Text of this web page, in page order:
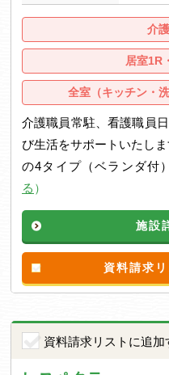
介
居室1R
全室（キッチン・
介護職員常駐、看護職員
び生活をサポートいたし
の4タイプ（ベランダ付
る ）
施設
資料請求
資料請求リストに追加